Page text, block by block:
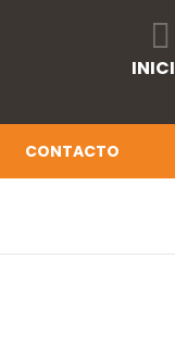
CONTACTO